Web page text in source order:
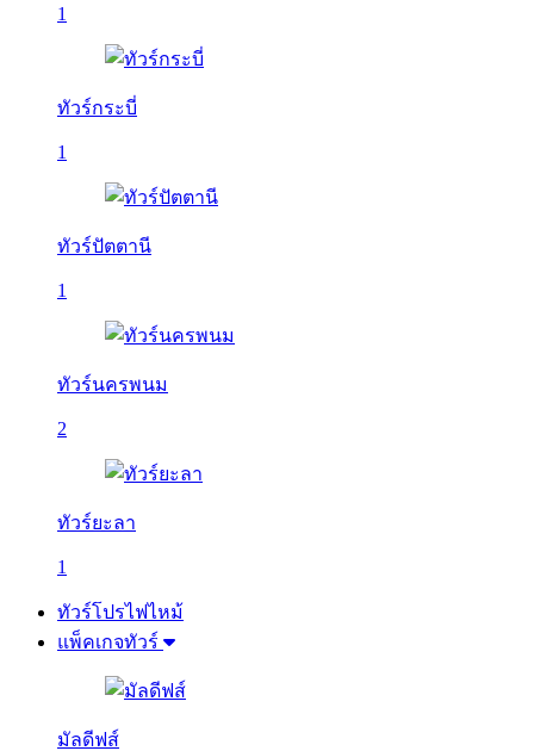
1
ทัวร์กระบี่
1
ทัวร์ปัตตานี
1
ทัวร์นครพนม
2
ทัวร์ยะลา
1
ทัวร์โปรไฟไหม้
แพ็คเกจทัวร์
มัลดีฟส์